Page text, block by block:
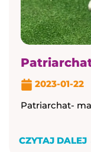
2023-01-22
CZYTAJ DALEJ